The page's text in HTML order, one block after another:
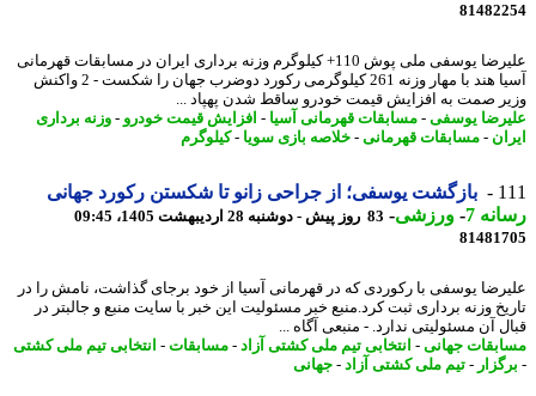
علیرضا یوسفی ملی پوش 110+ کیلوگرم وزنه برداری ایران در مسابقات قهرمانی
آسیا هند با مهار وزنه 261 کیلوگرمی رکورد دوضرب جهان را شکست - 2 واکنش
صمت به افزایش قیمت خودرو ساقط شدن پهپاد ...
یوسفی-مسابقات قهرمانی آسیا -افزایش قیمت خودرو-وزنه برداری
- مسابقات قهرمانی-خلاصه بازی سویا-کیلوگرم
بازگشت یوسفی؛ از جراحی زانو تا شکستن رکورد جهانی
7
-ورزشی-83 روز پیش - دوشنبه 28 اردیبهشت 1405، 09:45
یوسفی با رکوردی که در قهرمانی آسیا از خود برجای گذاشت، نامش را در
وزنه برداری ثبت کرد.منبع خبر مسئولیت این خبر با سایت منبع و جالبتر در
آن مسئولیتی ندارد. - منبعی آگاه ...
جهانی-انتخابی تیم ملی کشتی آزاد- مسابقات-انتخابی تیم ملی کشتی
- تیم ملی کشتی آزاد- جهانی